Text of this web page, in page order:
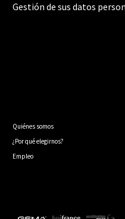
Gestión de sus datos
Quiénes somos
¿Por qué elegirnos?
Empleo